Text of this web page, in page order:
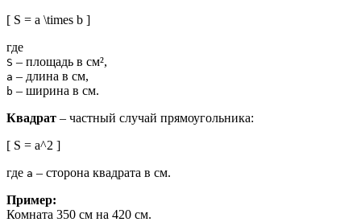
[ S = a \times b ]
где
S – площадь в см²,
a – длина в см,
b – ширина в см.
Квадрат – частный случай прямоугольника:
[ S = a^2 ]
где a – сторона квадрата в см.
Пример:
Комната 350 см на 420 см.